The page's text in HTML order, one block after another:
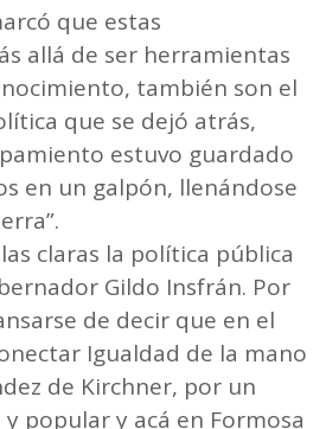
que estas
allá de ser herramientas
también son el
que se dejó atrás,
estuvo guardado
en un galpón, llenándose
claras la política pública
Gildo Insfrán. Por
de decir que en el
Igualdad de la mano
de Kirchner, por un
popular y acá en Formosa